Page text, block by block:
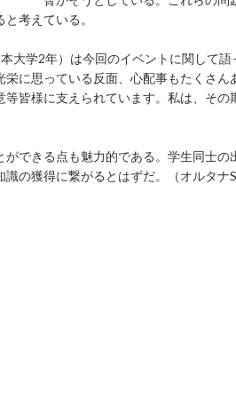
考えている。
大学2年）は今回のイベントに関して語
に思っている反面、心配事もたくさん
皆様に支えられています。私は、その
できる点も魅力的である。学生同士の
の獲得に繋がるとはずだ。（オルタナ